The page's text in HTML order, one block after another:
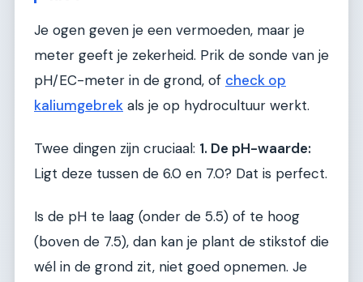
Je ogen geven je een vermoeden, maar je
meter geeft je zekerheid. Prik de sonde van je
pH/EC-meter in de grond, of check op
kaliumgebrek als je op hydrocultuur werkt.
Twee dingen zijn cruciaal: 1. De pH-waarde:
Ligt deze tussen de 6.0 en 7.0? Dat is perfect.
Is de pH te laag (onder de 5.5) of te hoog
(boven de 7.5), dan kan je plant de stikstof die
wél in de grond zit, niet goed opnemen. Je